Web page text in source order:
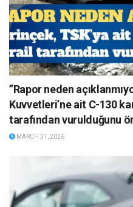
”Rapor neden
Kuvvetleri’ne ait C-130
tarafından vurulduğunu
MARCH 31, 2026